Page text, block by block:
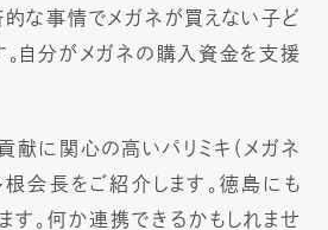
的な事情でメガネが買えない子ど
。自分がメガネの購入資金を支援
献に関心の高いパリミキ（メガネ
会長をご紹介します。徳島にも
す。何か連携できるかもしれませ